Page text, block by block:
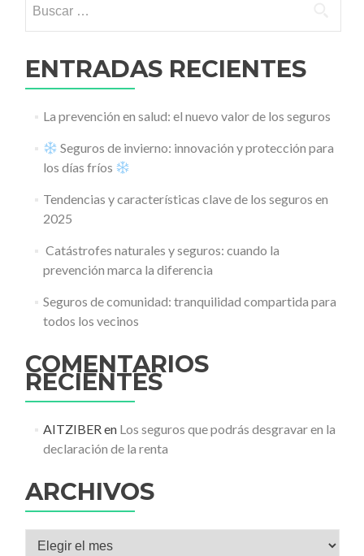
ENTRADAS RECIENTES
La prevención en salud: el nuevo valor de los seguros
Seguros de invierno: innovación y protección para
los días fríos
Tendencias y características clave de los seguros en
2025
️ Catástrofes naturales y seguros: cuando la
prevención marca la diferencia
Seguros de comunidad: tranquilidad compartida para
todos los vecinos
COMENTARIOS
RECIENTES
AITZIBERen Los seguros que podrás desgravar en la
declaración de la renta
ARCHIVOS
Archivos